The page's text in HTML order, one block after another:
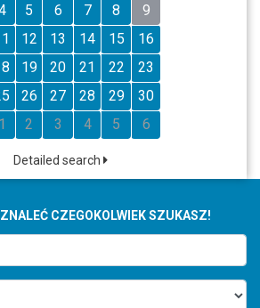
5 6 7 8
9
12 13 14 15
16
19 20 21 22
23
26 27 28 29
30
1 2 3 4 5 6
Detailed search
CZEGOKOLWIEK SZUKASZ!